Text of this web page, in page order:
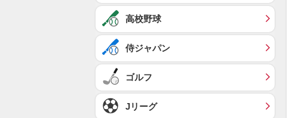
高校野球
侍ジャパン
ゴルフ
Jリーグ